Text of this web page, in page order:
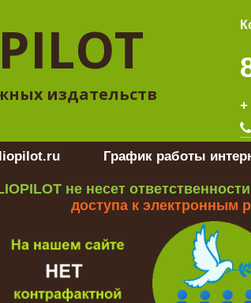
издательств
+
График работы
не несет
доступа к электронным